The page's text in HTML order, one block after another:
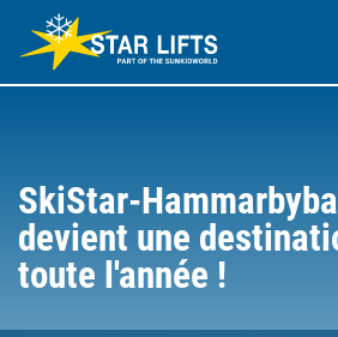
SkiStar-
devient une
toute l'année !